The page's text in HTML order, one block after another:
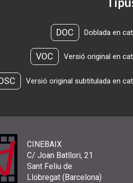
DOC Doblada en
VOC Versió original en
Versió original subtitulada en
CINEBAIX
C/ Joan Batllori, 21
Sant Feliu de
Llobregat (Barcelona)